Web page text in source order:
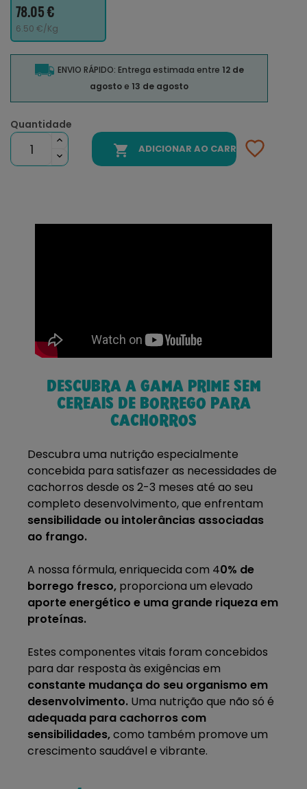
78.05 €
6.50 €/Kg
ENVIO RÁPIDO: Entrega estimada entre 12 de
agostoe 13 de agosto
Quantidade
 ADICIONAR AO CARRINHO
DESCUBRA A GAMA PRIME SEM
CEREAIS DE BORREGO PARA
CACHORROS
Descubra uma nutrição especialmente
concebida para satisfazer as necessidades de
cachorros desde os 2-3 meses até ao seu
completo desenvolvimento, que enfrentam
sensibilidade ou intolerâncias associadas
ao frango.
A nossa fórmula, enriquecida com 40% de
borrego fresco, proporciona um elevado
aporte energético e uma grande riqueza em
proteínas.
Estes componentes vitais foram concebidos
para dar resposta às exigências em
constante mudança do seu organismo em
desenvolvimento. Uma nutrição que não só é
adequada para cachorros com
sensibilidades,como também promove um
crescimento saudável e vibrante.